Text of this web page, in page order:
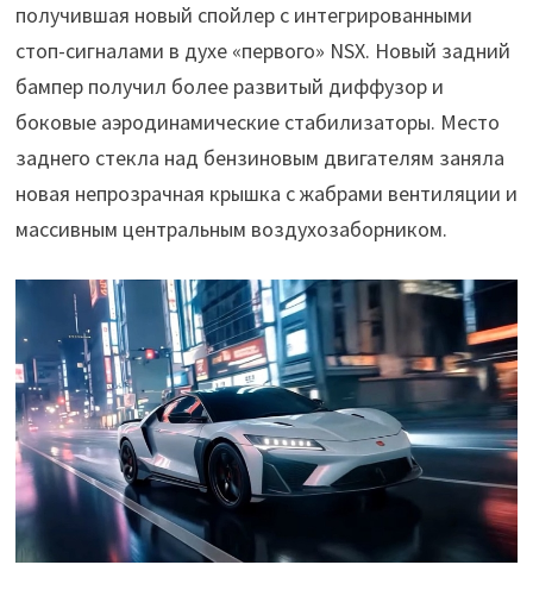
получившая новый спойлер с интегрированными
стоп-сигналами в духе «первого» NSX. Новый задний
бампер получил более развитый диффузор и
боковые аэродинамические стабилизаторы. Место
заднего стекла над бензиновым двигателям заняла
новая непрозрачная крышка с жабрами вентиляции и
массивным центральным воздухозаборником.